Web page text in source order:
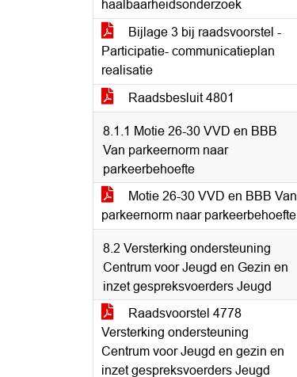
haalbaarheidsonderzoek
Bijlage 3 bij raadsvoorstel -
Participatie- communicatieplan
realisatie
Raadsbesluit 4801
8.1.1 Motie 26-30 VVD en BBB
Van parkeernorm naar
parkeerbehoefte
Motie 26-30 VVD en BBB Van
parkeernorm naar parkeerbehoefte
8.2 Versterking ondersteuning
Centrum voor Jeugd en Gezin en
inzet gespreksvoerders Jeugd
Raadsvoorstel 4778
Versterking ondersteuning
Centrum voor Jeugd en gezin en
inzet gespreksvoerders Jeugd